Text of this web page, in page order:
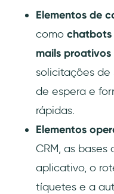
Elementos de
como chatbots
mails proativos
solicitações de
de espera e
rápidas.
Elementos
CRM, as
aplicativo, o
tíquetes e a